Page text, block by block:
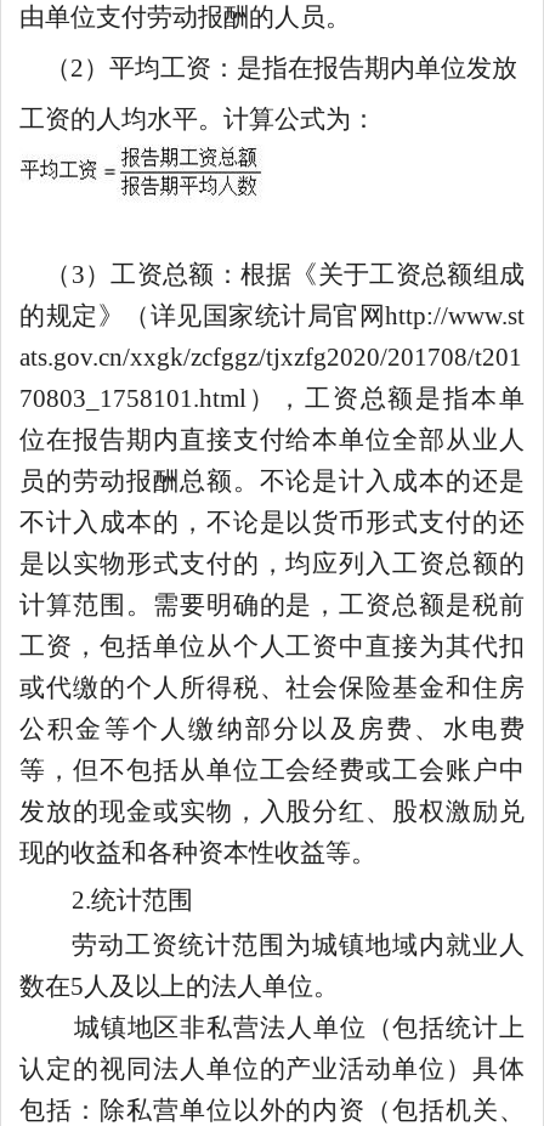
由单位支付劳动报酬的人员。
（2）平均工资：是指在报告期内单位发放
工资的人均水平。计算公式为：
（ 3）工资总额：根据《关于工资总额组成
的规定》
（详见国家统计局官网http://www.st
ats.gov.cn/xxgk/zcfggz/tjxzfg2020/201708/t201
70803_1758101.html）
， 工资总额是指本单
位在报告期内直接支付给本单位全部从业人
员的劳动报酬总额。 不论是计入成本的还是
不计入成本的，不论是以货币形式支付的还
是以实物形式支付的，均应列入工资总额的
计算范围。需要明确的是，工资总额是税前
工资，包括单位从个人工资中直接为其代扣
或代缴的个人所得税、社会保险基金和住房
公积金等个人缴纳部分以及房费、水电费
等，但不包括从单位工会经费或工会账户中
发放的现金或实物，入股分红、股权激励兑
现的收益和各种资本性收益等。
2.统计范围
劳动工资统计范围为城镇地域内就业人
数在5人及以上的法人单位。
城镇地区非私营法人单位（包括统计上
认定的视同法人单位的产业活动单位）具体
包括：除私营单位以外的内资（包括机关、